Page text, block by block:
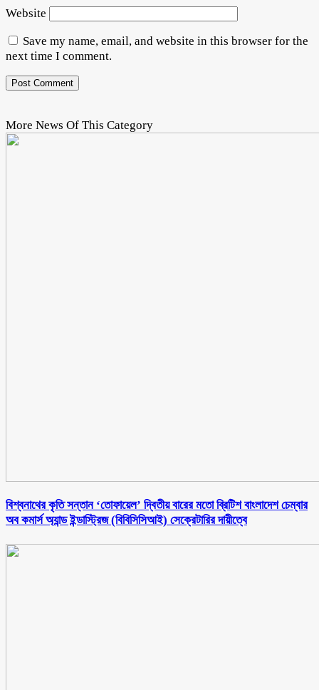
Website
Save my name, email, and website in this browser for the
next time I comment.
More News Of This Category
বিশ্বনাথের কৃতি সন্তান ‘তোফায়েল’ দ্বিতীয় বারের মতো ব্রিটিশ বাংলাদেশ চেম্বার
অব কমার্স অ্যান্ড ইন্ডাস্ট্রিজ (বিবিসিসিআই) সেক্রেটারির দায়ীত্বে